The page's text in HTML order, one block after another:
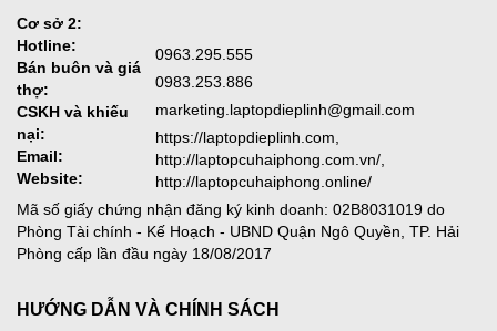
Cơ sở 2:
Hotline:
Bán buôn và giá
thợ:
0963.295.555
CSKH và khiếu
nại:
0983.253.886
Email:
marketing.laptopdieplinh@gmail.com
Website:
https://laptopdieplinh.com,
http://laptopcuhaiphong.com.vn/,
http://laptopcuhaiphong.online/
Mã số giấy chứng nhận đăng ký kinh doanh: 02B8031019 do
Phòng Tài chính - Kế Hoạch - UBND Quận Ngô Quyền, TP. Hải
Phòng cấp lần đầu ngày 18/08/2017
HƯỚNG DẪN VÀ CHÍNH SÁCH